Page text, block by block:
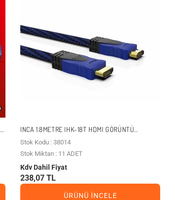
INCA 1.8METRE IHK-18T HDMI GÖRÜNTÜ
KABLOSU 2.0V 4K 60HZ
Stok Kodu : 38014
Stok Miktarı : 11 ADET
Kdv Dahil Fiyat
238,07 TL
ÜRÜNÜ İNCELE